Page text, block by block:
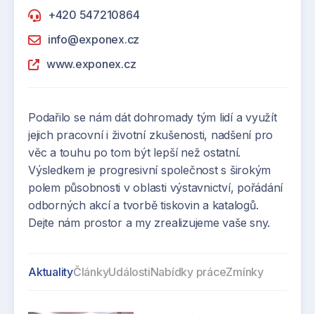
+420 547210864
info@exponex.cz
www.exponex.cz
Podařilo se nám dát dohromady tým lidí a využít
jejich pracovní i životní zkušenosti, nadšení pro
věc a touhu po tom být lepší než ostatní.
Výsledkem je progresivní společnost s širokým
polem působnosti v oblasti výstavnictví, pořádání
odborných akcí a tvorbě tiskovin a katalogů.
Dejte nám prostor a my zrealizujeme vaše sny.
AktualityČlánkyUdálostiNabídky práceZmínky